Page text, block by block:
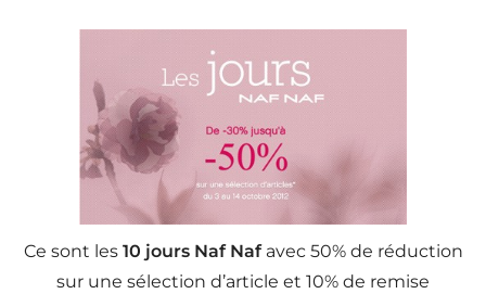
Ce sont les 10 jours Naf Nafavec 50% de réduction
sur une sélection d’article et 10% de remise